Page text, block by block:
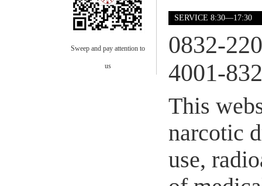
Sweep and pay attention to
us
SERVICE 8:30—17:30
0832-
4001-
This
narcotic
use,